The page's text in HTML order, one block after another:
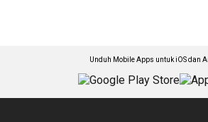
Unduh Mobile Apps untuk iOS dan